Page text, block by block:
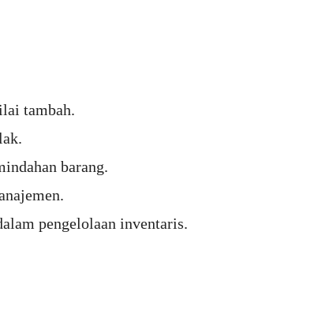
tambah.
barang.
pengelolaan inventaris.